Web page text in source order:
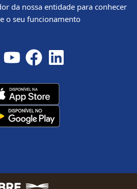
da nossa entidade para conhecer
o seu funcionamento
Y
u
t
u
F
c
e
b
k
L
n
k
e
n